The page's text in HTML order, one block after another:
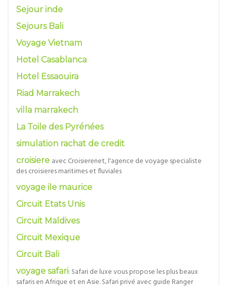
Sejour inde
Sejours Bali
Voyage Vietnam
Hotel Casablanca
Hotel Essaouira
Riad Marrakech
villa marrakech
La Toile des Pyrénées
simulation rachat de credit
croisiere avec Croisierenet, l'agence de voyage specialiste
des croisieres maritimes et fluviales
voyage ile maurice
Circuit Etats Unis
Circuit Maldives
Circuit Mexique
Circuit Bali
voyage safari: Safari de luxe vous propose les plus beaux
safaris en Afrique et en Asie. Safari privé avec guide Ranger